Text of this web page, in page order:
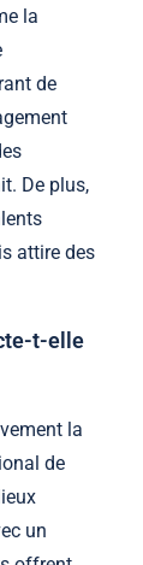
la
de
De plus,
attire des
t-elle
la
de
un